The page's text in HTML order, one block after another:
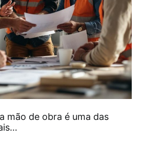
mão de obra é uma das